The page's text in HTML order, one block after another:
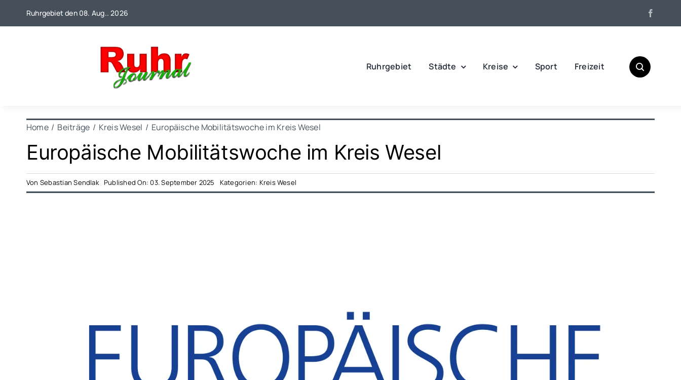
Ruhrgebiet den 08. Aug.. 2026
Ruhrgebiet Städte Kreise Sport Freizeit
Home Beiträge Kreis Wesel Europäische Mobilitätswoche im Kreis Wesel
Europäische Mobilitätswoche im Kreis Wesel
Von Sebastian Sendlak Published On: 03. September 2025 Kategorien: Kreis Wesel